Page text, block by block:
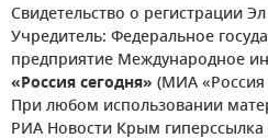
Свидетельство о регистрации
Учредитель: Федеральное
предприятие Международное
«Россия сегодня» (МИА «Россия
При любом использовании
РИА Новости Крым